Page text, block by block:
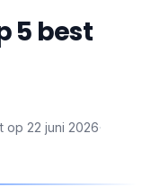
5 best
op 22 juni 2026·